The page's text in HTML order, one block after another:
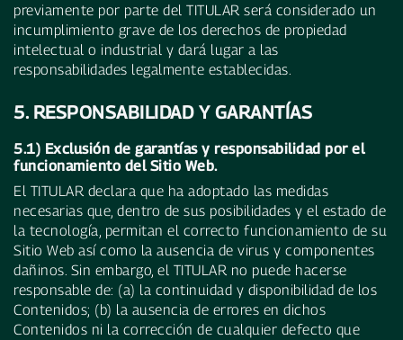
previamente por parte del TITULAR será considerado un
incumplimiento grave de los derechos de propiedad
intelectual o industrial y dará lugar a las
responsabilidades legalmente establecidas.
5. RESPONSABILIDAD Y GARANTÍAS
5.1) Exclusión de garantías y responsabilidad por el
funcionamiento del Sitio Web.
El TITULAR declara que ha adoptado las medidas
necesarias que, dentro de sus posibilidades y el estado de
la tecnología, permitan el correcto funcionamiento de su
Sitio Web así como la ausencia de virus y componentes
dañinos. Sin embargo, el TITULAR no puede hacerse
responsable de: (a) la continuidad y disponibilidad de los
Contenidos; (b) la ausencia de errores en dichos
Contenidos ni la corrección de cualquier defecto que